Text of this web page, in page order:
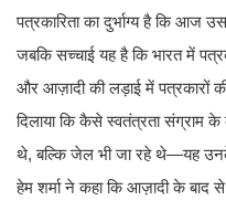
पत्रकारिता का दुर्भाग्य है कि आज
जबकि सच्चाई यह है कि भारत में
और आज़ादी की लड़ाई में पत्रकारों
दिलाया कि कैसे स्वतंत्रता संग्राम
थे, बल्कि जेल भी जा रहे थे—यह
हेम शर्मा ने कहा कि आज़ादी के